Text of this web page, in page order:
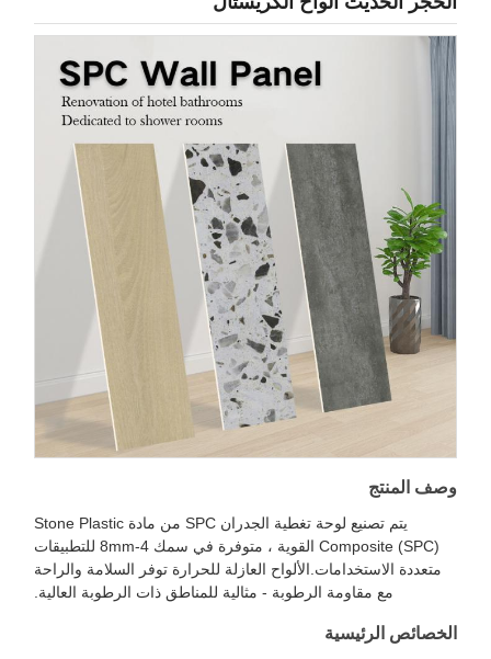
وصف المنتج
يتم تصنيع لوحة تغطية الجدران SPC من مادة Stone Plastic
Composite (SPC) القوية ، متوفرة في سمك 4-8mm للتطبيقات
متعددة الاستخدامات.الألواح العازلة للحرارة توفر السلامة والراحة
مع مقاومة الرطوبة - مثالية للمناطق ذات الرطوبة العالية.
الخصائص الرئيسية